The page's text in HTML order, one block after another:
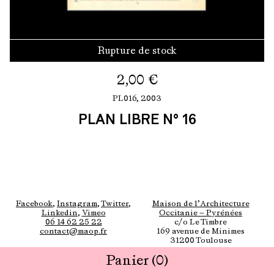
Rupture de stock
2,00 €
PL016, 2003
PLAN LIBRE N° 16
Panier (0)
Facebook, Instagram, Twitter,
Linkedin, Vimeo
Maison de l’Architecture
Occitanie — Pyrénées
06 14 62 25 22
contact@maop.fr
c/o Le Timbre
169 avenue de Minimes
31200 Toulouse